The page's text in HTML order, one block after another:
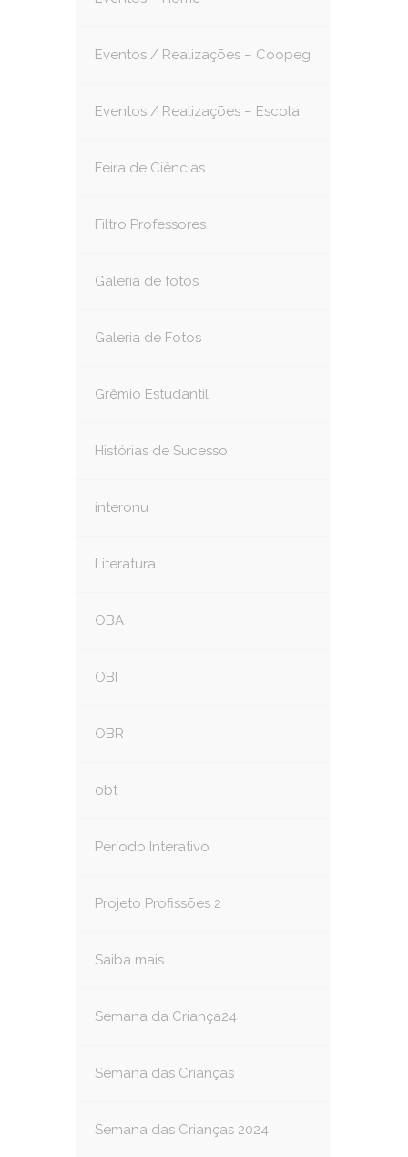
Eventos / Realizações – Coopeg
Eventos / Realizações – Escola
Feira de Ciências
Filtro Professores
Galeria de fotos
Galeria de Fotos
Grêmio Estudantil
Histórias de Sucesso
interonu
Literatura
OBA
OBI
OBR
obt
Período Interativo
Projeto Profissões 2
Saiba mais
Semana da Criança24
Semana das Crianças
Semana das Crianças 2024